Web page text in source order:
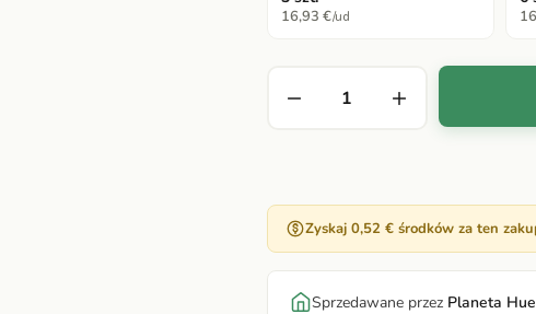
16,93 €/ud
Zyskaj 0,52 € środków za ten
Sprzedawane przez Planeta